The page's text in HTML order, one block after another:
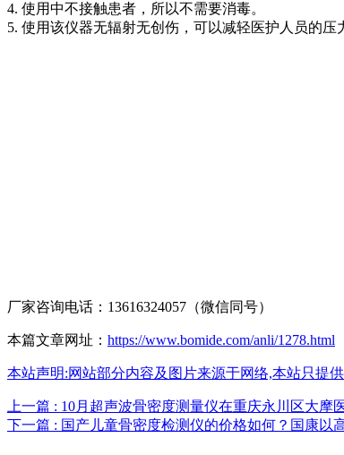
4. 使用中不接触患者，所以不需要消毒。
5. 使用该仪器无辐射无创伤，可以减轻医护人员的
厂家咨询电话：13616324057（微信同号）
本篇文章网址： https://www.bomide.com/anli/1278.html
本站声明:网站部分内容及图片来源于网络,本站只提
上一篇 : 10月超声波骨密度测量仪在重庆永川区大
下一篇 : 国产儿童骨密度检测仪的价格如何？国康以